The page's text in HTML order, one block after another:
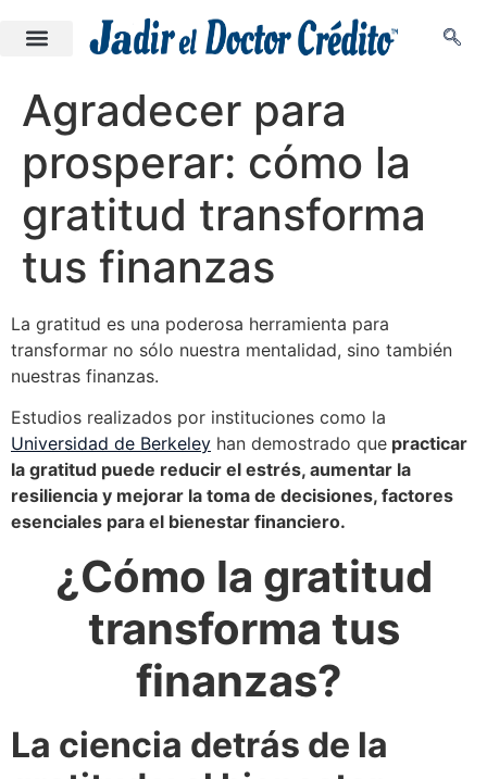
Agradecer para
prosperar: cómo la
gratitud transforma
tus finanzas
La gratitud es una poderosa herramienta para
transformar no sólo nuestra mentalidad, sino también
nuestras finanzas.
Estudios realizados por instituciones como la
Universidad de Berkeley han demostrado que practicar
la gratitud puede reducir el estrés, aumentar la
resiliencia y mejorar la toma de decisiones, factores
esenciales para el bienestar financiero.
¿Cómo la gratitud
transforma tus
finanzas?
La ciencia detrás de la